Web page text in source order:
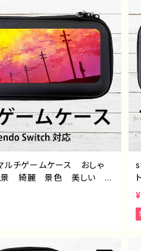
チゲームケース おしゃ
景 綺麗 景色 美しい エ
スタルジック スイッチケ
性的 おすすめ 人気 イラ
エイター 絵師 オリジナ